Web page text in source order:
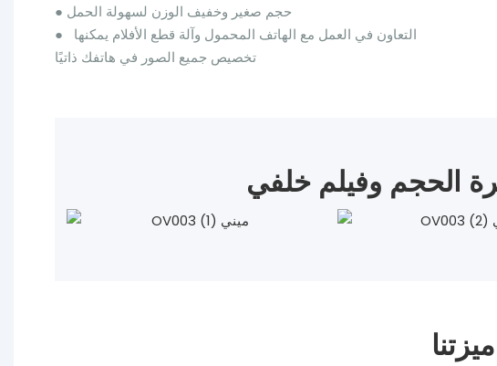
● حجم صغير وخفيف الوزن لسهولة الحمل
●
التعاون في العمل مع الهاتف المحمول وآلة قطع الأفلام يمكنها
تخصيص جميع الصور في هاتفك ذاتيًا
الحجم وفيلم خلفي
ميزتنا